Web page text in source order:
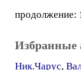
продолжение:
Избранные
Ник.Чарус,